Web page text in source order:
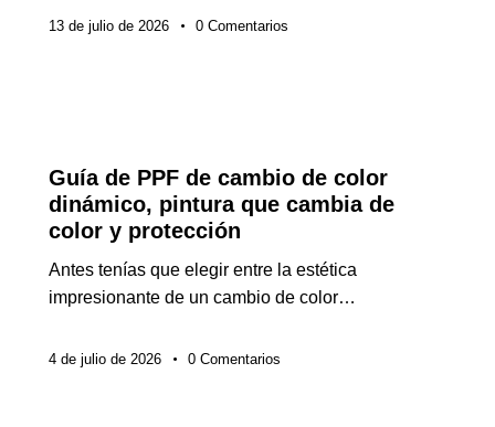
13 de julio de 2026 0 Comentarios
Guía de PPF de cambio de color
dinámico, pintura que cambia de
color y protección
Antes tenías que elegir entre la estética
impresionante de un cambio de color…
4 de julio de 2026 0 Comentarios